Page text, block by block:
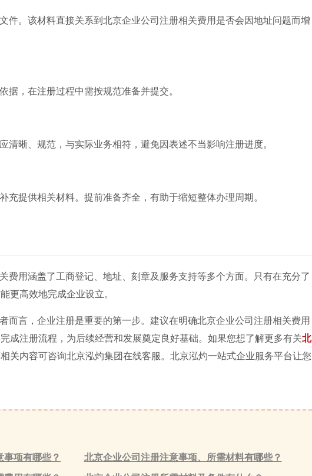
件。该材料直接关系到北京企业公司注册相关费用是否会因地址问题而增
据，在注册过程中需按规范准备并提交。
清晰、规范，与实际业务相符，避免因表述不当影响注册进度。
充提供相关材料。提前准备齐全，有助于缩短整体办理周期。
费用涵盖了工商登记、地址、刻章及服务支持等多个方面。只有在充分了
更高效地完成企业设立。
而言，企业注册是重要的第一步。建议在明确北京企业公司注册相关费用
成注册流程，为后续经营和发展奠定良好基础。如果您想了解更多有关北
相关内容可咨询北京泓灼集团在线客服。北京泓灼一站式企业服务平台让您
事项有哪些？ 北京企业公司注册注意事项、所需材料有哪些？